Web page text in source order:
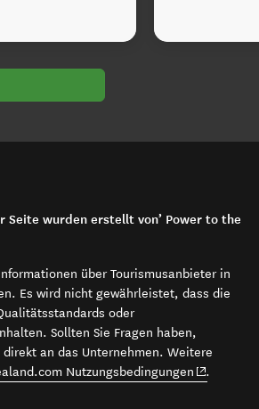
Seite wurden erstellt von’ Power to the
über Tourismusanbieter in
Es wird nicht gewährleistet, dass die
oder
Sollten Sie Fragen haben,
an das Unternehmen. Weitere
Nutzungsbedingungen (opens in
.